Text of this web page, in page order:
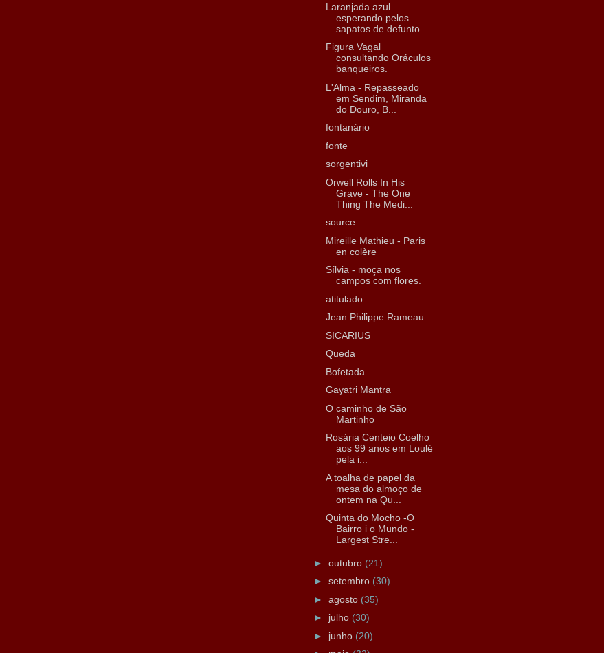
Laranjada azul
esperando pelos
sapatos de defunto ...
Figura Vagal
consultando Oráculos
banqueiros.
L'Alma - Repasseado
em Sendim, Miranda
do Douro, B...
fontanário
fonte
sorgentivi
Orwell Rolls In His
Grave - The One
Thing The Medi...
source
Mireille Mathieu - Paris
en colère
Sílvia - moça nos
campos com flores.
atitulado
Jean Philippe Rameau
SICARIUS
Queda
Bofetada
Gayatri Mantra
O caminho de São
Martinho
Rosária Centeio Coelho
aos 99 anos em Loulé
pela i...
A toalha de papel da
mesa do almoço de
ontem na Qu...
Quinta do Mocho -O
Bairro i o Mundo -
Largest Stre...
► outubro (21)
► setembro (30)
► agosto (35)
► julho (30)
► junho (20)